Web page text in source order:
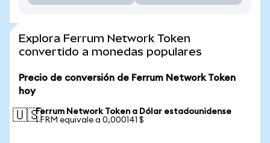
Explora Ferrum Network Token
convertido a monedas populares
Precio de conversión de Ferrum Network Token
hoy
🇺🇸Ferrum Network Token a Dólar estadounidense
1 FRM equivale a 0,000141 $